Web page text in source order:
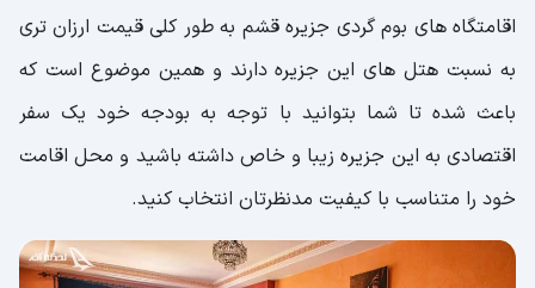
اقامتگاه های بوم گردی جزیره قشم به طور کلی قیمت ارزان تری
به نسبت هتل های این جزیره دارند و همین موضوع است که
باعث شده تا شما بتوانید با توجه به بودجه خود یک سفر
اقتصادی به این جزیره زیبا و خاص داشته باشید و محل اقامت
خود را متناسب با کیفیت مدنظرتان انتخاب کنید.